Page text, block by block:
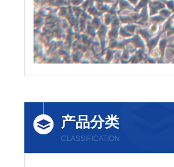
产品分类
CLASSIFICATION